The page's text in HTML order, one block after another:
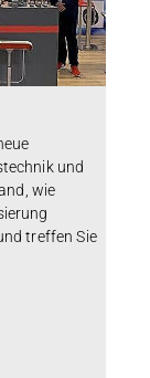
und
wie
treffen Sie